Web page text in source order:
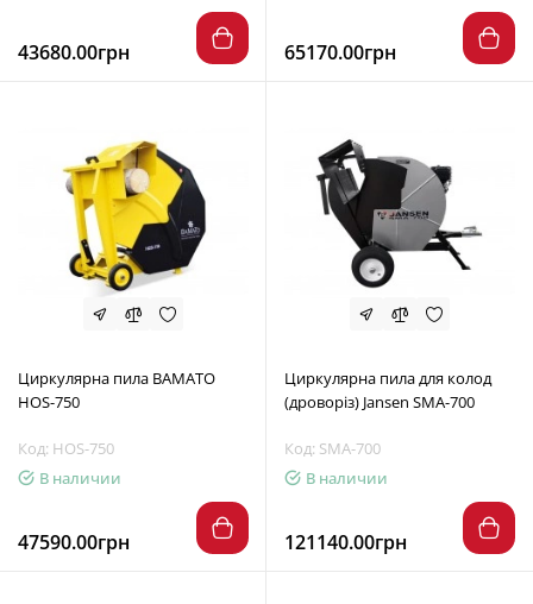
43680.00грн 65170.00грн
Циркулярна пила BAMATO
HOS-750
Код: HOS-750
В наличии
47590.00грн
Циркулярна пила для колод
(дроворіз) Jansen SMA-700
Код: SMA-700
В наличии
121140.00грн